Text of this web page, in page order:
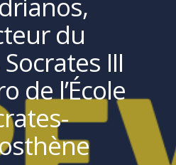
du
III
de l’École